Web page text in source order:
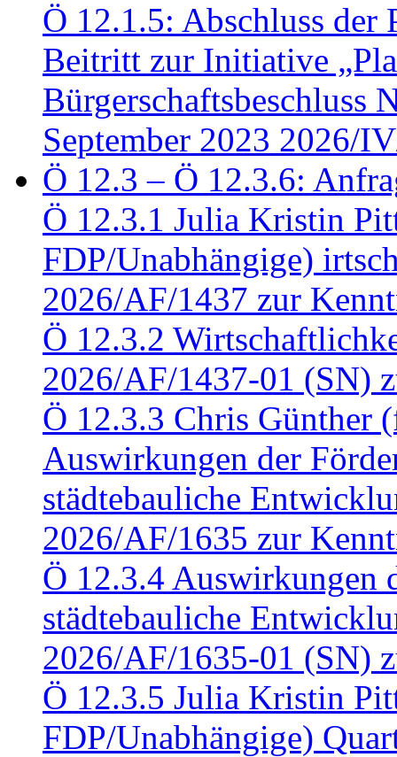
Ö 12.1.5: Abschluss der
Beitritt zur Initiative
Bürgerschaftsbeschluss
September 2023 2026/
Ö 12.3 – Ö 12.3.6:
Ö 12.3.1 Julia Kristin
FDP/Unabhängige)
2026/AF/1437 zur
Ö 12.3.2
2026/AF/1437-01 (SN)
Ö 12.3.3 Chris Günther
Auswirkungen der
städtebauliche
2026/AF/1635 zur
Ö 12.3.4 Auswirkungen
städtebauliche
2026/AF/1635-01 (SN)
Ö 12.3.5 Julia Kristin
FDP/Unabhängige)